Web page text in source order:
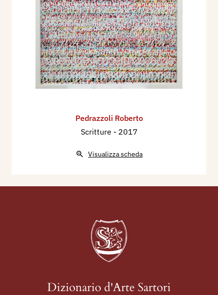
Pedrazzoli Roberto
Scritture - 2017
Visualizza scheda
Dizionario d'Arte Sartori